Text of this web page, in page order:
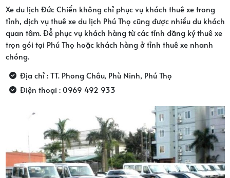
Xe du lịch Đức Chiến không chỉ phục vụ khách thuê xe trong
tỉnh, dịch vụ thuê xe du lịch Phú Thọ cũng được nhiều du khách
quan tâm. Để phục vụ khách hàng từ các tỉnh đăng ký thuê xe
trọn gói tại Phú Thọ hoặc khách hàng ở tỉnh thuê xe nhanh
chóng.
Địa chỉ : TT. Phong Châu, Phù Ninh, Phú Thọ
Điện thoại : 0969 492 933